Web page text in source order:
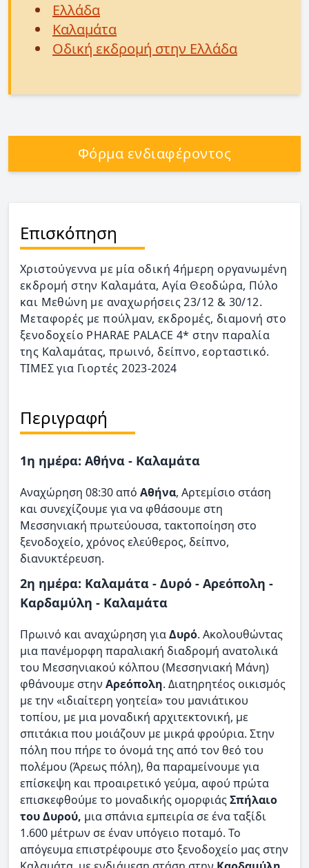
Ελλάδα
Καλαμάτα
Οδική εκδρομή στην Ελλάδα
Φόρμα ενδιαφέροντος
Επισκόπηση
Χριστούγεννα με μία οδική 4ήμερη οργανωμένη
εκδρομή στην Καλαμάτα, Αγία Θεοδώρα, Πύλο
και Μεθώνη με αναχωρήσεις 23/12 & 30/12.
Μεταφορές με πούλμαν, εκδρομές, διαμονή στο
ξενοδοχείο PHARAE PALACE 4* στην παραλία
της Καλαμάτας, πρωινό, δείπνο, εορταστικό.
ΤΙΜΕΣ για Γιορτές 2023-2024
Περιγραφή
1η ημέρα: Αθήνα - Καλαμάτα
Αναχώρηση 08:30 από Αθήνα, Αρτεμίσιο στάση
και συνεχίζουμε για να φθάσουμε στη
Μεσσηνιακή πρωτεύουσα, τακτοποίηση στο
ξενοδοχείο, χρόνος ελεύθερος, δείπνο,
διανυκτέρευση.
2η ημέρα: Καλαμάτα - Δυρό - Αρεόπολη -
Καρδαμύλη - Καλαμάτα
Πρωινό και αναχώρηση γιαΔυρό. Ακολουθώντας
μια πανέμορφη παραλιακή διαδρομή ανατολικά
του Μεσσηνιακού κόλπου (Μεσσηνιακή Μάνη)
φθάνουμε στην Αρεόπολη. Διατηρητέος οικισμός
με την «ιδιαίτερη γοητεία» του μανιάτικου
τοπίου, με μια μοναδική αρχιτεκτονική, με
σπιτάκια που μοιάζουν με μικρά φρούρια. Στην
πόλη που πήρε το όνομά της από τον θεό του
πολέμου (Άρεως πόλη), θα παραμείνουμε για
επίσκεψη και προαιρετικό γεύμα, αφού πρώτα
επισκεφθούμε το μοναδικής ομορφιάςΣπήλαιο
του Δυρού, μια σπάνια εμπειρία σε ένα ταξίδι
1.600 μέτρων σε έναν υπόγειο ποταμό. Το
απόγευμα επιστρέφουμε στο ξενοδοχείο μας στην